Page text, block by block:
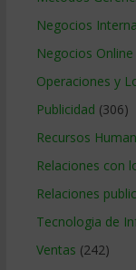
Negocios
Negocios Online
Operaciones y
Publicidad (306)
Recursos
Relaciones con
Relaciones
Tecnologia de
Ventas (242)